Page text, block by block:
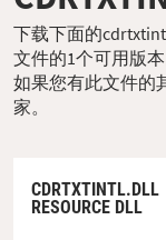
下载下面的
文件的1个可用版本
如果您有此文件的
家。
CDRTXTINTL.DLL
RESOURCE DLL